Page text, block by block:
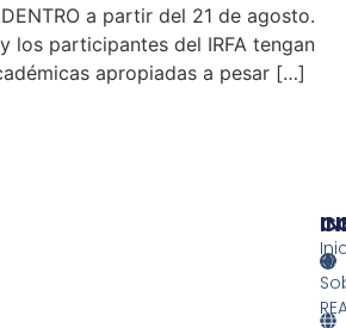
a partir del 21 de agosto.
los participantes del IRFA tengan
apropiadas a pesar […]